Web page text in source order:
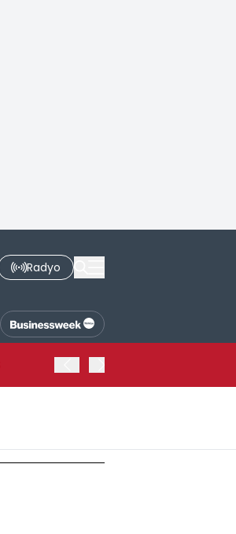
Radyo